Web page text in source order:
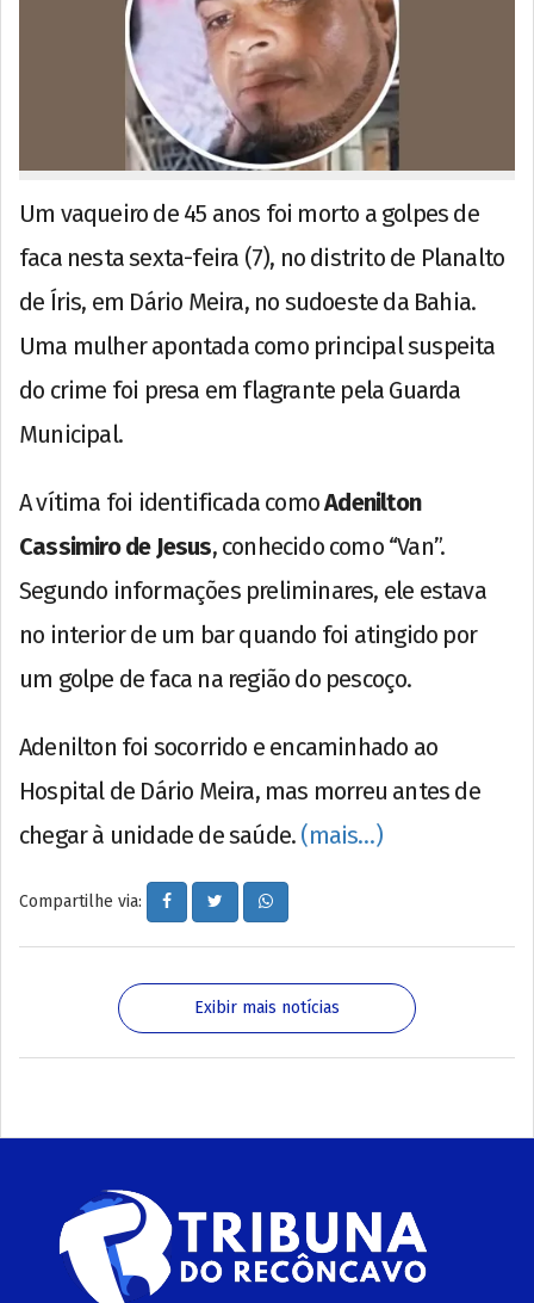
Um vaqueiro de 45 anos foi morto a golpes de
faca nesta sexta-feira (7), no distrito de Planalto
de Íris, em Dário Meira, no sudoeste da Bahia.
Uma mulher apontada como principal suspeita
do crime foi presa em flagrante pela Guarda
Municipal.
A vítima foi identificada comoAdenilton
Cassimiro de Jesus, conhecido como “Van”.
Segundo informações preliminares, ele estava
no interior de um bar quando foi atingido por
um golpe de faca na região do pescoço.
Adenilton foi socorrido e encaminhado ao
Hospital de Dário Meira, mas morreu antes de
chegar à unidade de saúde. (mais…)
Compartilhe via:
Exibir mais notícias